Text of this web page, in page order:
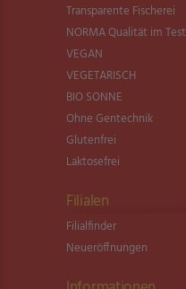
Transparente Fischerei
NORMA Qualität im Test
VEGAN
VEGETARISCH
BIO SONNE
Ohne Gentechnik
Glutenfrei
Laktosefrei
Filialen
Filialfinder
Neueröffnungen